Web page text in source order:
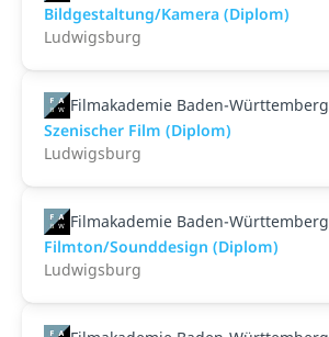
Bildgestaltung/Kamera (Diplom)
Ludwigsburg
Filmakademie Baden-Württemberg
Szenischer Film (Diplom)
Ludwigsburg
Filmakademie Baden-Württemberg
Filmton/Sounddesign (Diplom)
Ludwigsburg